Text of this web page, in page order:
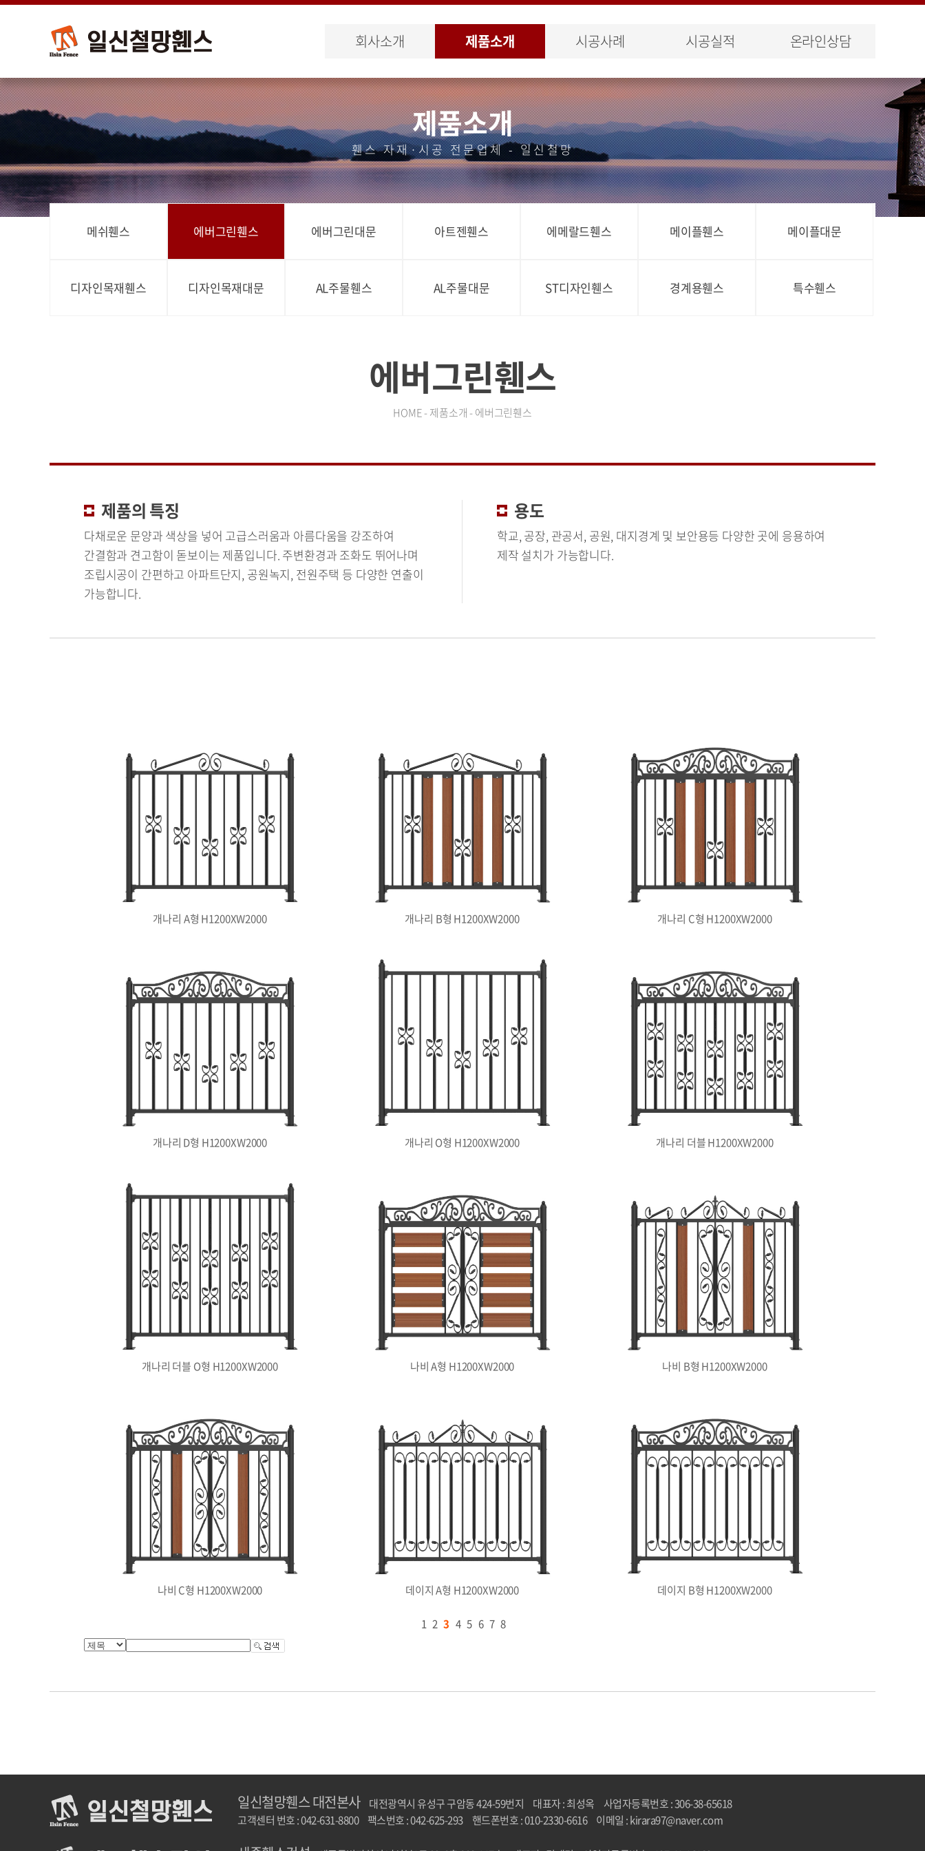
회사소개 제품소개 시공사례 시공실적 온라인상담
제품소개
휀스 자재·시공 전문업체 - 일신철망
메쉬휀스 에버그린휀스 에버그린대문 아트젠휀스 에메랄드휀스 메이플휀스 메이플대문
디자인목재휀스 디자인목재대문 AL주물휀스 AL주물대문 ST디자인휀스 경계용휀스 특수휀스
에버그린휀스
HOME - 제품소개 - 에버그린휀스
제품의 특징
다채로운 문양과 색상을 넣어 고급스러움과 아름다움을 강조하여
간결함과 견고함이 돋보이는 제품입니다. 주변환경과 조화도 뛰어나며
조립시공이 간편하고 아파트단지, 공원녹지, 전원주택 등 다양한 연출이
가능합니다.
용도
학교, 공장, 관공서, 공원, 대지경계 및 보안용등 다양한 곳에 응용하여
제작 설치가 가능합니다.
개나리 A형 H1200XW2000 개나리 B형 H1200XW2000 개나리 C형 H1200XW2000
개나리 D형 H1200XW2000 개나리 O형 H1200XW2000 개나리 더블 H1200XW2000
개나리 더블 O형 H1200XW2000 나비 A형 H1200XW2000 나비 B형 H1200XW2000
나비 C형 H1200XW2000 데이지 A형 H1200XW2000 데이지 B형 H1200XW2000
1 2 3 4 5 6 7 8
일신철망휀스 대전본사 대전광역시 유성구 구암동 424-59번지 대표자 : 최성옥
사업자등록번호 : 306-38-65618
고객센터 번호 : 042-631-8800 팩스번호 : 042-625-293 핸드폰번호 : 010-2330-6616 이메일 : kirara97@naver.com